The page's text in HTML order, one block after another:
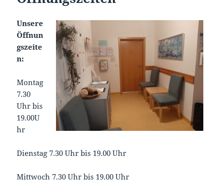
Unsere
Öffnun
gszeite
n:
Montag
7.30
Uhr bis
19.00U
hr
Dienstag 7.30 Uhr bis 19.00 Uhr
Mittwoch 7.30 Uhr bis 19.00 Uhr